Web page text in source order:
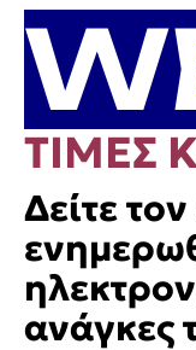
ΤΙΜΕΣ
Δείτε
ανάγκες